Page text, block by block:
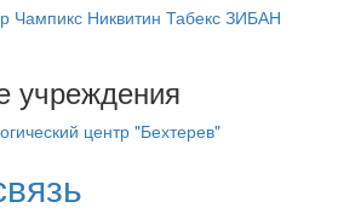
Чампикс Никвитин Табекс ЗИБАН
учреждения
центр "Бехтерев"